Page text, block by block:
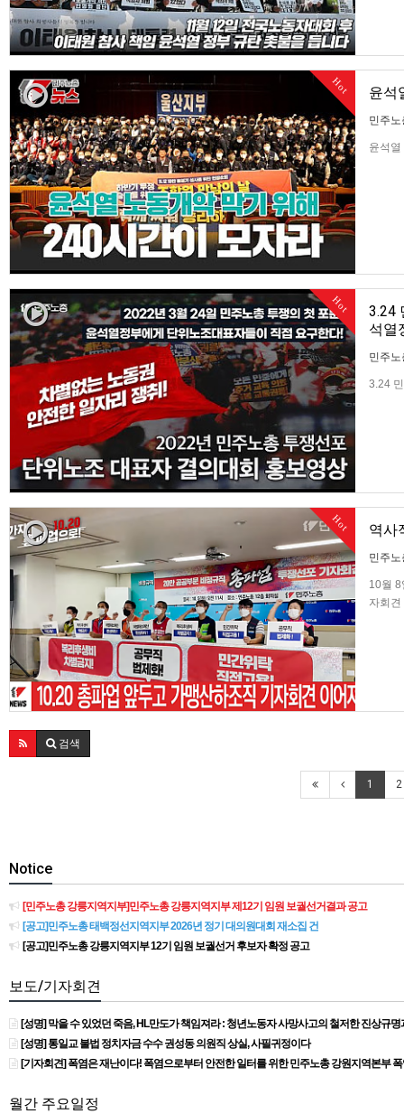
Hot 윤석
민주
윤석
Hot
3.24
석열
민주
3.24
Hot 역사
민주
10월 8
자회
검색
1 2
Notice
[민주노총 강릉지역지부]민주노총 강릉지역지부 제12기 임원 보궐선거결과 공고
[공고]민주노총 태백정선지역지부 2026년 정기 대의원대회 재소집 건
[공고]민주노총 강릉지역지부 12기 임원 보궐선거 후보자 확정 공고
보도/기자회견
[성명] 막을 수 있었던 죽음, HL만도가 책임져라 : 청년노동자 사망사고의 철저한 진상규
[성명] 통일교 불법 정치자금 수수 권성동 의원직 상실, 사필귀정이다
[기자회견] 폭염은 재난이다! 폭염으로부터 안전한 일터를 위한 민주노총 강원지역본부
월간 주요일정